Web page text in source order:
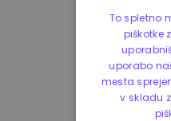
To spletno
piškotke
uporabo
mesta
v skladu